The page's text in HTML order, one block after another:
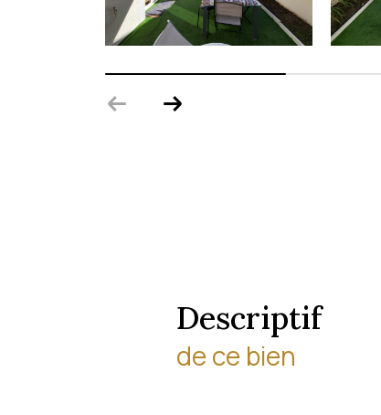
descriptif
de ce bien